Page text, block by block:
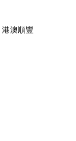
澳順豐